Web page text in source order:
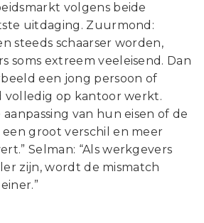
volgens beide
uitdaging. Zuurmond:
steeds schaarser worden,
soms extreem veeleisend. Dan
een jong persoon of
volledig op kantoor werkt.
van hun eisen of de
groot verschil en meer
Selman: “Als werkgevers
zijn, wordt de mismatch